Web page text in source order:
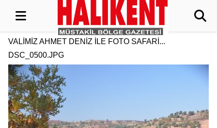
VALİMİZ AHMET DENİZ İLE FOTO SAFARİ...
DSC_0500.JPG